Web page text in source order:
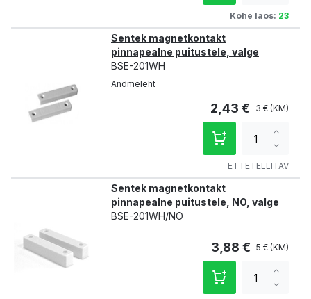
Kohe laos: 23
Sentek magnetkontakt
pinnapealne puitustele, valge
BSE-201WH
Andmeleht
2,43 € 3 €
ETTETELLITAV
qty
Sentek magnetkontakt
pinnapealne puitustele, NO, valge
BSE-201WH/NO
3,88 € 5 €
qty